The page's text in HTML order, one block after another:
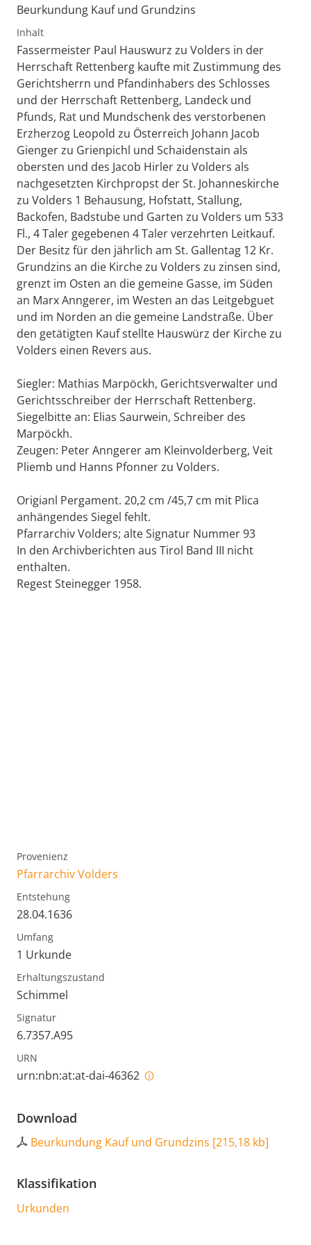
Beurkundung Kauf und Grundzins
Inhalt
Fassermeister Paul Hauswurz zu Volders in der
Herrschaft Rettenberg kaufte mit Zustimmung des
Gerichtsherrn und Pfandinhabers des Schlosses
und der Herrschaft Rettenberg, Landeck und
Pfunds, Rat und Mundschenk des verstorbenen
Erzherzog Leopold zu Österreich Johann Jacob
Gienger zu Grienpichl und Schaidenstain als
obersten und des Jacob Hirler zu Volders als
nachgesetzten Kirchpropst der St. Johanneskirche
zu Volders 1 Behausung, Hofstatt, Stallung,
Backofen, Badstube und Garten zu Volders um 533
Fl., 4 Taler gegebenen 4 Taler verzehrten Leitkauf.
Der Besitz für den jährlich am St. Gallentag 12 Kr.
Grundzins an die Kirche zu Volders zu zinsen sind,
grenzt im Osten an die gemeine Gasse, im Süden
an Marx Anngerer, im Westen an das Leitgebguet
und im Norden an die gemeine Landstraße. Über
den getätigten Kauf stellte Hauswürz der Kirche zu
Volders einen Revers aus.
Siegler: Mathias Marpöckh, Gerichtsverwalter und
Gerichtsschreiber der Herrschaft Rettenberg.
Siegelbitte an: Elias Saurwein, Schreiber des
Marpöckh.
Zeugen: Peter Anngerer am Kleinvolderberg, Veit
Pliemb und Hanns Pfonner zu Volders.
Origianl Pergament. 20,2 cm /45,7 cm mit Plica
anhängendes Siegel fehlt.
Pfarrarchiv Volders; alte Signatur Nummer 93
In den Archivberichten aus Tirol Band III nicht
enthalten.
Regest Steinegger 1958.
Provenienz
Pfarrarchiv Volders
Entstehung
28.04.1636
Umfang
1 Urkunde
Erhaltungszustand
Schimmel
Signatur
6.7357.A95
URN
urn:nbn:at:at-dai-46362
Download
Beurkundung Kauf und Grundzins [215,18 kb]
Klassifikation
Urkunden